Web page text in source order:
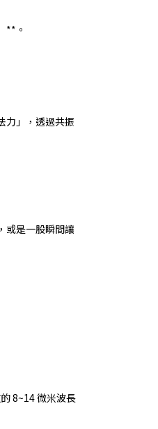
**。
力」，透過共振
或是一股瞬間讓
8~14 微米波長